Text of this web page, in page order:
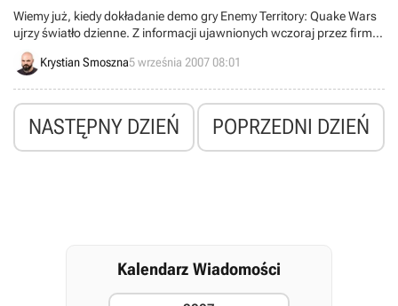
Wiemy już, kiedy dokładanie demo gry Enemy Territory: Quake Wars
ujrzy światło dzienne. Z informacji ujawnionych wczoraj przez firmę
Splash Damage wynika, że wszyscy zainteresowani otrzymają
możliwość przetestowania programu już w najbliższy poniedziałek,
Krystian Smoszna5 września 2007 08:01
NASTĘPNY DZIEŃ POPRZEDNI DZIEŃ
Kalendarz Wiadomości